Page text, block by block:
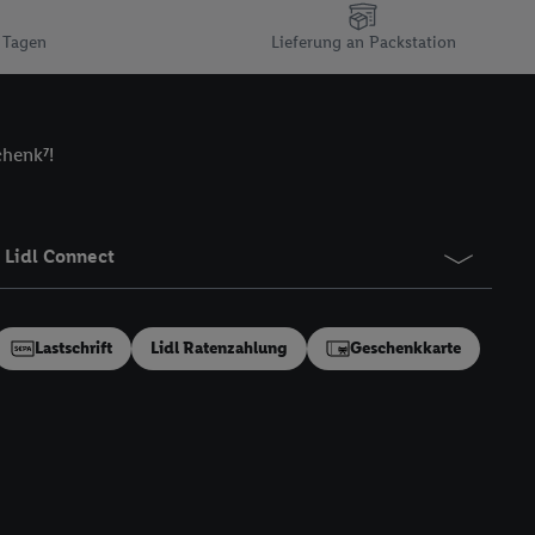
Lieferung an Packstation
Lidl Connect
Lastschrift Lidl Ratenzahlung Geschenkkarte
Online-Kennung
verwenden
E-Mail-
verfügbar ist.
und einer
von Dritten betrieben
speziell zur
generell zu
„Nutzung der
(nur für
Utiq